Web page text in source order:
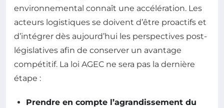
environnemental connaît une accélération. Les
acteurs logistiques se doivent d’être proactifs et
d’intégrer dès aujourd’hui les perspectives post-
législatives afin de conserver un avantage
compétitif. La loi AGEC ne sera pas la dernière
étape :
Prendre en compte l’agrandissement du